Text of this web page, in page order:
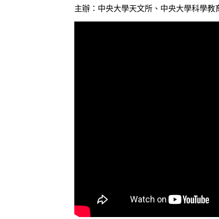
主辦：中央大學天文所、中央大學科學教